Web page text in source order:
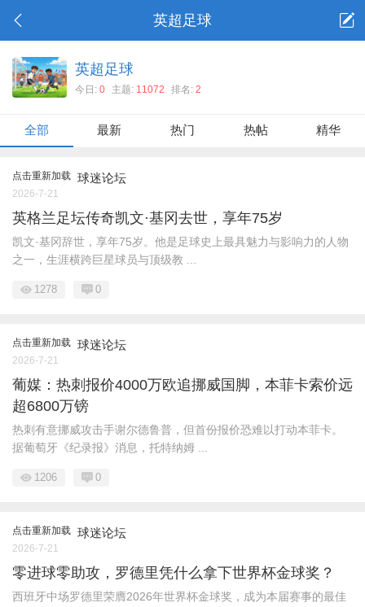
英超足球
英超足球
今日: 0 主题: 11072 排名: 2
全部 最新 热门 热帖 精华
点击重新加载 球迷论坛
2026-7-21
英格兰足坛传奇凯文·基冈去世，享年75岁
凯文·基冈辞世，享年75岁。他是足球史上最具魅力与影响力的人物
之一，生涯横跨巨星球员与顶级教 ...
1278 0
点击重新加载 球迷论坛
2026-7-21
葡媒：热刺报价4000万欧追挪威国脚，本菲卡索价远
超6800万镑
热刺有意挪威攻击手谢尔德鲁普，但首份报价恐难以打动本菲卡。
据葡萄牙《纪录报》消息，托特纳姆 ...
1206 0
点击重新加载 球迷论坛
2026-7-21
零进球零助攻，罗德里凭什么拿下世界杯金球奖？
西班牙中场罗德里荣膺2026年世界杯金球奖，成为本届赛事的最佳